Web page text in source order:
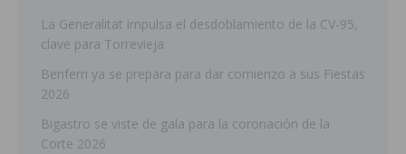
La Generalitat impulsa el desdoblamiento de la CV-95,
clave para Torrevieja
Benferri ya se prepara para dar comienzo a sus Fiestas
2026
Bigastro se viste de gala para la coronación de la
Corte 2026